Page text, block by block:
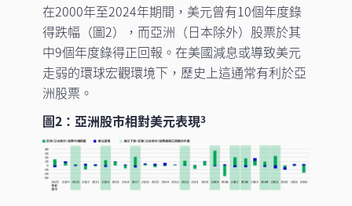
在2000年至2024年期間，美元曾有10個年度錄
得跌幅（圖2），而亞洲（日本除外）股票於其
中9個年度錄得正回報。在美國減息或導致美元
走弱的環球宏觀環境下，歷史上這通常有利於亞
洲股票。
圖2：亞洲股市相對美元表現3